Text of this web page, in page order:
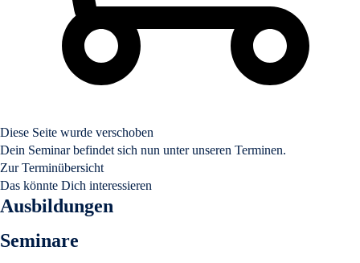
Diese Seite wurde verschoben
Dein Seminar befindet sich nun unter unseren Terminen.
Zur Terminübersicht
Das könnte Dich interessieren
Ausbildungen
Seminare